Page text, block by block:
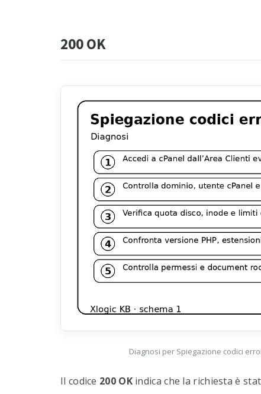
200 OK
Diagnosi per Spiegazione codici
Il codice 200 OKindica che la richiesta è